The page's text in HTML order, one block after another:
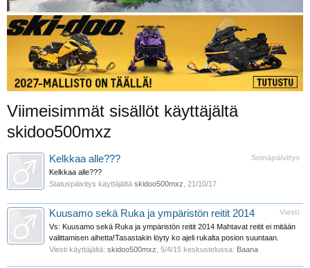
Viimeisimmät sisällöt käyttäjältä
skidoo500mxz
Seinäpäivitys
Kelkkaa alle???
Kelkkaa alle???
Statuspäivitys käyttäjältä skidoo500mxz 21/10/17
Viesti
Kuusamo sekä Ruka ja ympäristön reitit 2014
Vs: Kuusamo sekä Ruka ja ympäristön reitit 2014 Mahtavat reitit ei mitään
valittamisen aihetta!Tasastakin löyty ko ajeli rukalta posion suuntaan.
Viesti käyttäjältä: skidoo500mxz 5/4/15 keskustelussa: Baana